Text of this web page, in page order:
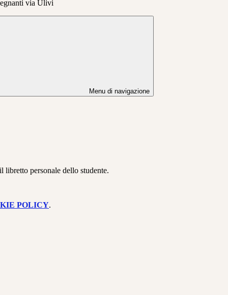
via Ulivi
Menu di navigazione
libretto personale dello studente.
POLICY.